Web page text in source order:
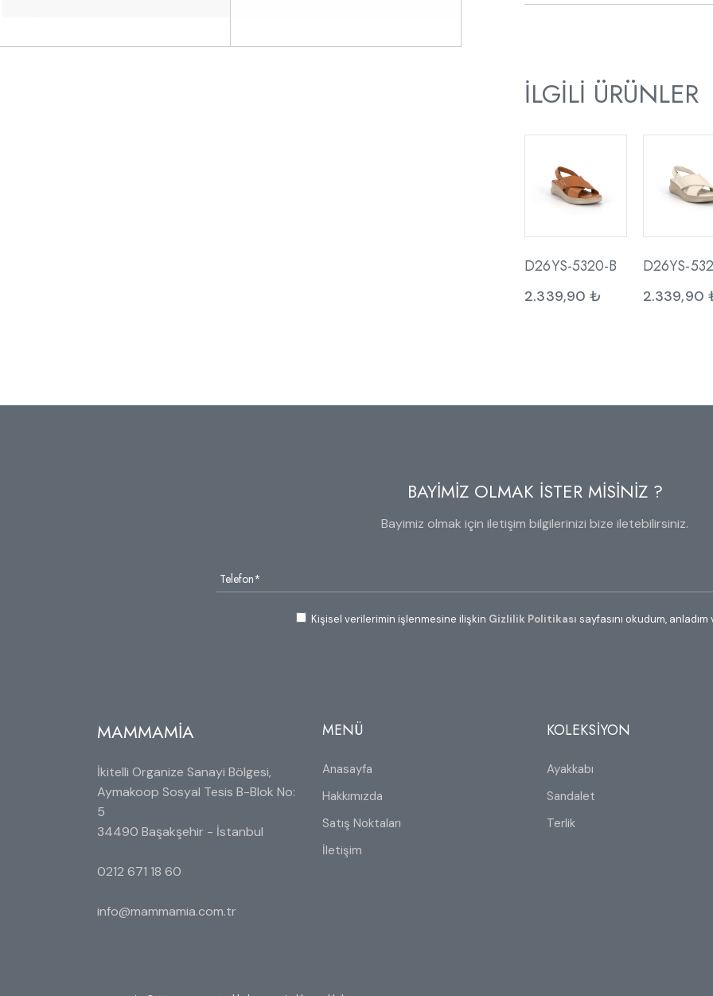
İLGILI ÜRÜNLER
D26YS-5320-B
2.339,90₺
D26YS-
2.339,90
BAYİMİZ OLMAK İSTER MİSİNİZ ?
Bayimiz olmak için iletişim bilgilerinizi bize iletebilirsiniz.
Kişisel verilerimin işlenmesine ilişkin Gizlilik Politikası sayfasını okudum, anladım
MAMMAMİA
İkitelli Organize Sanayi Bölgesi,
Aymakoop Sosyal Tesis B-Blok No:
5
34490 Başakşehir - İstanbul
0212 671 18 60
info@mammamia.com.tr
MENÜ
Anasayfa
Hakkımızda
Satış Noktaları
İletişim
KOLEKSİYON
Ayakkabı
Sandalet
Terlik